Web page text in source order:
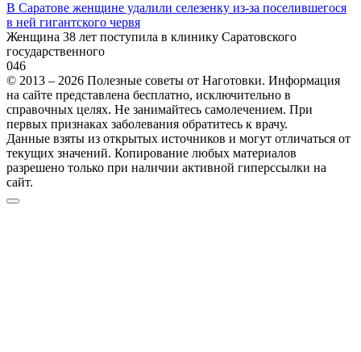
В Саратове женщине удалили селезенку из-за поселившегося
в ней гигантского червя
Женщина 38 лет поступила в клинику Саратовского
государственного
046
© 2013 – 2026 Полезные советы от Наготовки. Информация
на сайте представлена бесплатно, исключительно в
справочных целях. Не занимайтесь самолечением. При
первых признаках заболевания обратитесь к врачу.
Данные взяты из открытых источников и могут отличаться от
текущих значений. Копирование любых материалов
разрешено только при наличии активной гиперссылки на
сайт.